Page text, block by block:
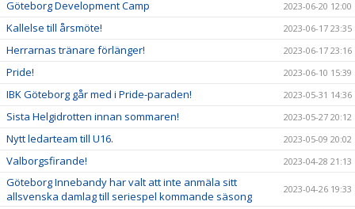
Göteborg Development Camp 2023-06-20 12:00
Kallelse till årsmöte! 2023-06-17 23:35
Herrarnas tränare förlänger! 2023-06-17 23:16
Pride! 2023-06-10 15:39
IBK Göteborg går med i Pride-paraden! 2023-05-31 14:36
Sista Helgidrotten innan sommaren! 2023-05-27 20:12
Nytt ledarteam till U16. 2023-05-09 20:02
Valborgsfirande! 2023-04-28 21:13
Göteborg Innebandy har valt att inte anmäla sitt
allsvenska damlag till seriespel kommande säsong
2023-04-26 19:33